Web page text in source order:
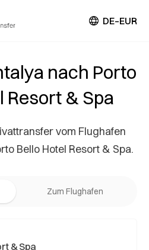
DE–EUR
nach Porto
Resort & Spa
vom Flughafen
Bello Hotel Resort & Spa.
Zum Flughafen